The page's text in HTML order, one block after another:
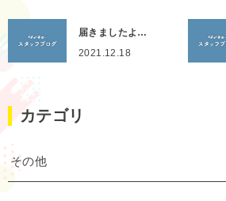
届きましたよ…
2021.12.18
カテゴリ
その他